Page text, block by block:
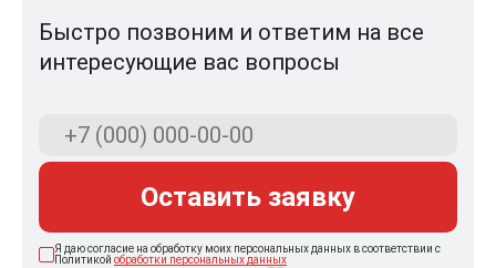
Быстро позвоним и ответим на все
интересующие вас вопросы
Оставить заявку
Я даю согласие на обработку моих персональных данных в соответствии с
Политикой обработки персональных данных